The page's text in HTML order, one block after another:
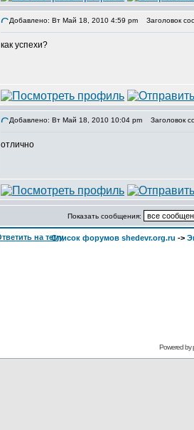
Добавлено: Вт Май 18, 2010 4:59 pm Заголовок
как успехи?
Добавлено: Вт Май 18, 2010 10:04 pm Заголовок
отлично
Показать сообщения:
Список форумов shedevr.org.ru ->
Powered by